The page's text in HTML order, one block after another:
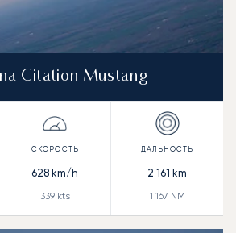
Citation Mustang
628 km/h
339kts
2 161 km
1 167 NM